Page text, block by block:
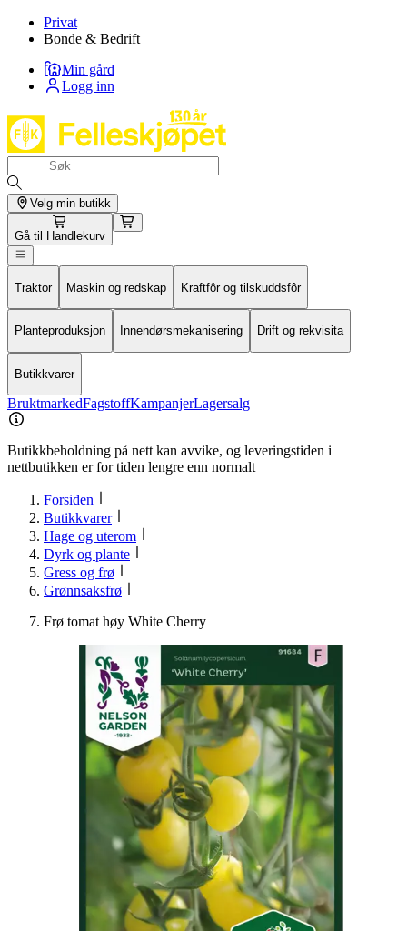
Privat
Bonde & Bedrift
Min gård
Logg inn
Velg min butikk
Gå til Handlekurv
Traktor Maskin og redskap Kraftfôr og tilskuddsfôr
Planteproduksjon Innendørsmekanisering Drift og rekvisita
Butikkvarer
BruktmarkedFagstoffKampanjerLagersalg
Butikkbeholdning på nett kan avvike, og leveringstiden i
nettbutikken er for tiden lengre enn normalt
Forsiden
Butikkvarer
Hage og uterom
Dyrk og plante
Gress og frø
Grønnsaksfrø
Frø tomat høy White Cherry